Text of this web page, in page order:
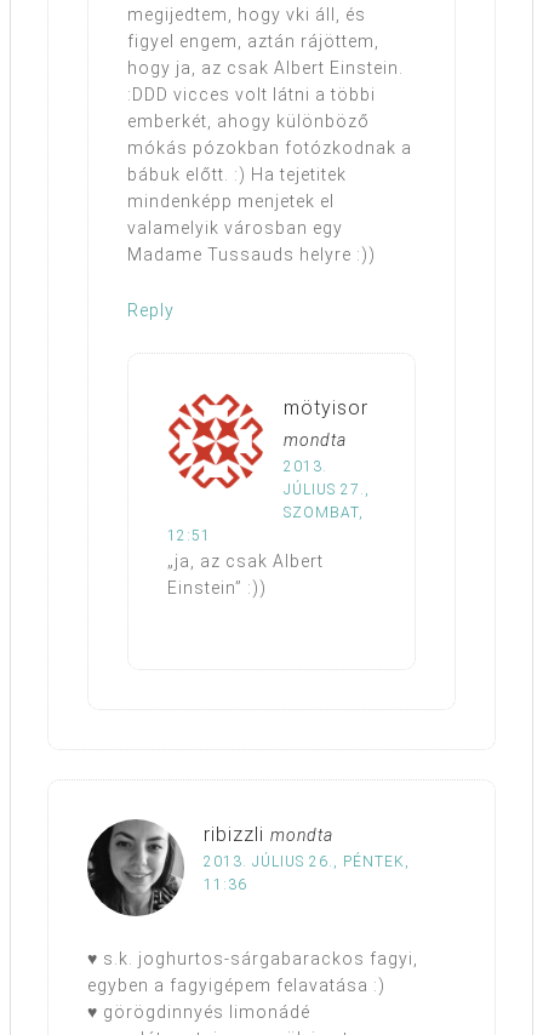
megijedtem, hogy vki áll, és
figyel engem, aztán rájöttem,
hogy ja, az csak Albert Einstein.
:DDD vicces volt látni a többi
emberkét, ahogy különböző
mókás pózokban fotózkodnak a
bábuk előtt. :) Ha tejetitek
mindenképp menjetek el
valamelyik városban egy
Madame Tussauds helyre :))
Reply
mötyisor
mondta
2013.
JÚLIUS 27.,
SZOMBAT,
12:51
„ja, az csak Albert
Einstein” :))
ribizzli mondta
2013. JÚLIUS 26., PÉNTEK,
11:36
♥ s.k. joghurtos-sárgabarackos fagyi,
egyben a fagyigépem felavatása :)
♥ görögdinnyés limonádé